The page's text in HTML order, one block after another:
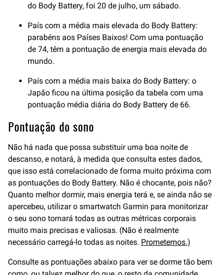
do Body Battery, foi 20 de julho, um sábado.
País com a média mais elevada do Body Battery:
parabéns aos Países Baixos! Com uma pontuação
de 74, têm a pontuação de energia mais elevada do
mundo.
País com a média mais baixa do Body Battery: o
Japão ficou na última posição da tabela com uma
pontuação média diária do Body Battery de 66.
Pontuação do sono
Não há nada que possa substituir uma boa noite de
descanso, e notará, à medida que consulta estes dados,
que isso está correlacionado de forma muito próxima com
as pontuações do Body Battery. Não é chocante, pois não?
Quanto melhor dormir, mais energia terá e, se ainda não se
apercebeu, utilizar o smartwatch Garmin para monitorizar
o seu sono tornará todas as outras métricas corporais
muito mais precisas e valiosas. (Não é realmente
necessário carregá-lo todas as noites. Prometemos.)
Consulte as pontuações abaixo para ver se dorme tão bem